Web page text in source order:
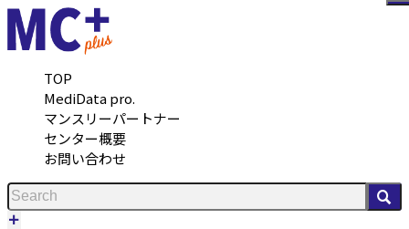
TOP
MediData pro.
マンスリーパートナー
センター概要
お問い合わせ
メ